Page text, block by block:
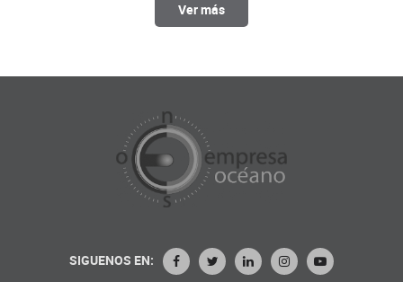
Ver más
SIGUENOS EN: